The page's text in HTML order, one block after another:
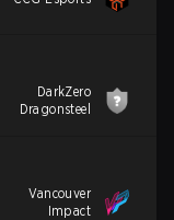
DarkZero
Dragonsteel
Vancouver
Impact